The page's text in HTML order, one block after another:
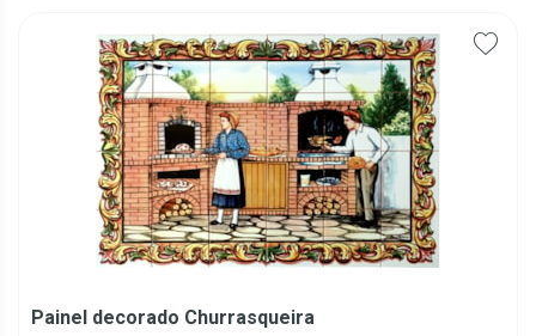
Painel decorado Churrasqueira